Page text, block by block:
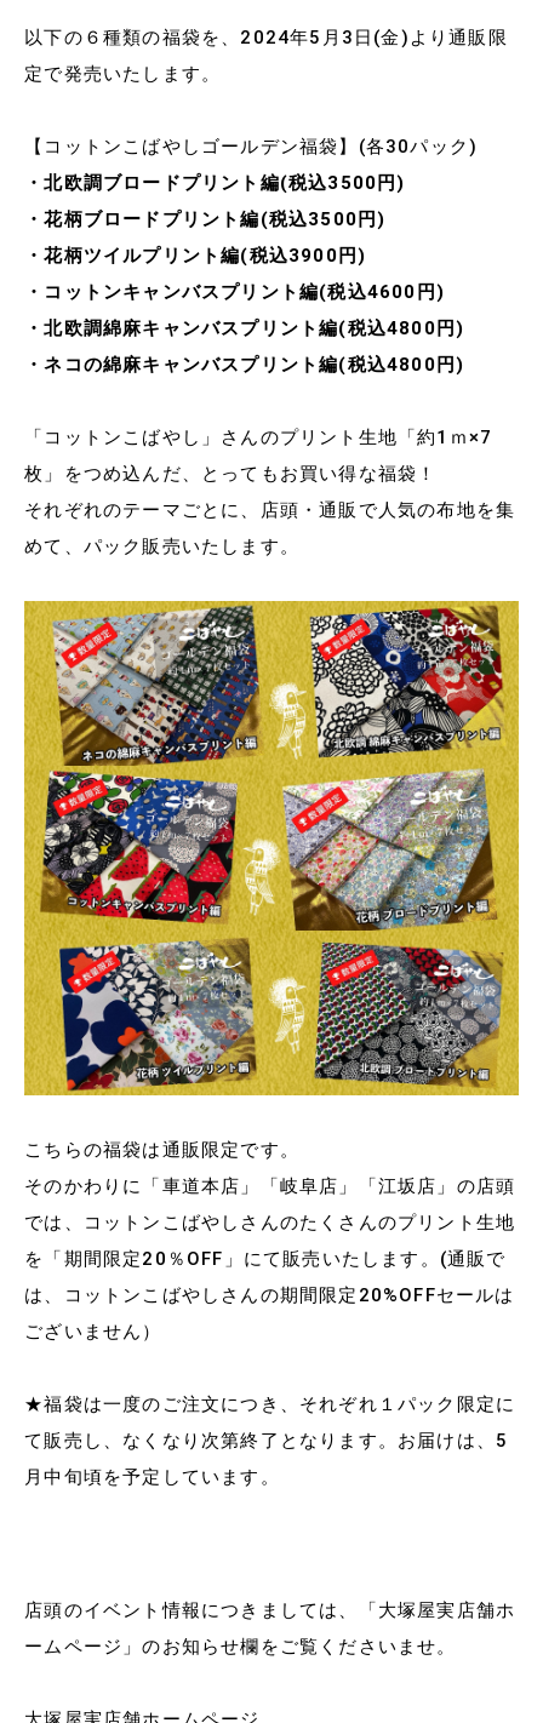
以下の６種類の福袋を、2024年5月3日(金)より通販限
定で発売いたします。
【コットンこばやしゴールデン福袋】(各30パック)
・北欧調ブロードプリント編(税込3500円)
・花柄ブロードプリント編(税込3500円)
・花柄ツイルプリント編(税込3900円)
・コットンキャンバスプリント編(税込4600円)
・北欧調綿麻キャンバスプリント編(税込4800円)
・ネコの綿麻キャンバスプリント編(税込4800円)
「コットンこばやし」さんのプリント生地「約1ｍ×7
枚」をつめ込んだ、とってもお買い得な福袋！
それぞれのテーマごとに、店頭・通販で人気の布地を集
めて、パック販売いたします。
こちらの福袋は通販限定です。
そのかわりに「車道本店」「岐阜店」「江坂店」の店頭
では、コットンこばやしさんのたくさんのプリント生地
を「期間限定20％OFF」にて販売いたします。(通販で
は、コットンこばやしさんの期間限定20%OFFセールは
ございません）
★福袋は一度のご注文につき、それぞれ１パック限定に
て販売し、なくなり次第終了となります。お届けは、5
月中旬頃を予定しています。
店頭のイベント情報につきましては、「大塚屋実店舗ホ
ームページ」のお知らせ欄をご覧くださいませ。